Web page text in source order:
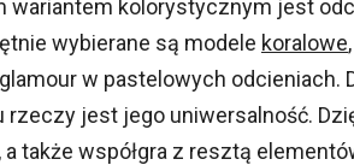
wariantem kolorystycznym jest
wybierane są modele koralowe,
w pastelowych odcieniach.
rzeczy jest jego uniwersalność.
także współgra z resztą